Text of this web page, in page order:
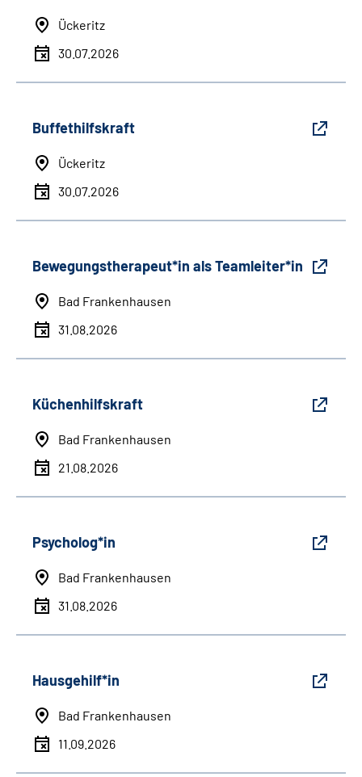
Ückeritz
30.07.2026
Buffethilfskraft
Ückeritz
30.07.2026
Bewegungstherapeut*in als Teamleiter*in
Bad Frankenhausen
31.08.2026
Küchenhilfskraft
Bad Frankenhausen
21.08.2026
Psycholog*in
Bad Frankenhausen
31.08.2026
Hausgehilf*in
Bad Frankenhausen
11.09.2026